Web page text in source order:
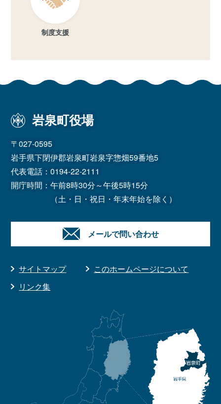
制度支援
岩泉町役場
〒027-0595
岩手県下閉伊郡岩泉町岩泉字惣畑59番地5
代表電話：0194-22-2111
開庁時間：午前8時30分～午後5時15分
（土・日・祝日・年末年始を除く）
メールで問い合わせ
サイトマップ
このホームページについて
リンク集